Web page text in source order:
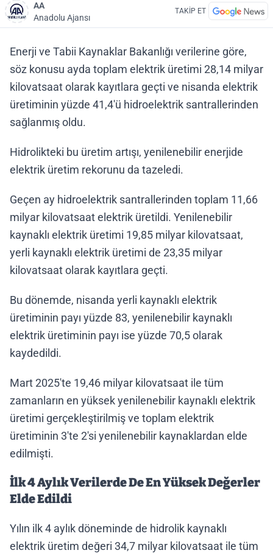
AA
Anadolu Ajansı
TAKİP ET
Enerji ve Tabii Kaynaklar Bakanlığı verilerine göre,
söz konusu ayda toplam elektrik üretimi 28,14 milyar
kilovatsaat olarak kayıtlara geçti ve nisanda elektrik
üretiminin yüzde 41,4'ü hidroelektrik santrallerinden
sağlanmış oldu.
Hidrolikteki bu üretim artışı, yenilenebilir enerjide
elektrik üretim rekorunu da tazeledi.
Geçen ay hidroelektrik santrallerinden toplam 11,66
milyar kilovatsaat elektrik üretildi. Yenilenebilir
kaynaklı elektrik üretimi 19,85 milyar kilovatsaat,
yerli kaynaklı elektrik üretimi de 23,35 milyar
kilovatsaat olarak kayıtlara geçti.
Bu dönemde, nisanda yerli kaynaklı elektrik
üretiminin payı yüzde 83, yenilenebilir kaynaklı
elektrik üretiminin payı ise yüzde 70,5 olarak
kaydedildi.
Mart 2025'te 19,46 milyar kilovatsaat ile tüm
zamanların en yüksek yenilenebilir kaynaklı elektrik
üretimi gerçekleştirilmiş ve toplam elektrik
üretiminin 3'te 2'si yenilenebilir kaynaklardan elde
edilmişti.
İlk 4 Aylık Verilerde De En Yüksek Değerler
Elde Edildi
Yılın ilk 4 aylık döneminde de hidrolik kaynaklı
elektrik üretim değeri 34,7 milyar kilovatsaat ile tüm